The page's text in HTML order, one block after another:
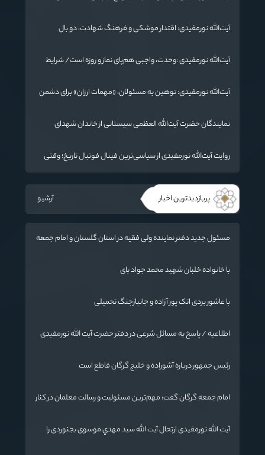
دارد
آیت‌الله نورمفیدی: اقتدار موشکی و فرهنگ شهادت، دو بال
آیت‌الله نورمفیدی :وحدت، واجبی هم‌پای نماز و روزه است/ شرایط
آیت‌الله نورمفیدی: توهین به مسئولان، «مهمات ارزان» برای دشمن
نمایندگان حضرت آیت‌الله العظمی سیستانی از خاندان شهدای
روایت آیت‌الله نورمفیدی از سیاسی‌ترین فینال فوتبال تاریخ؛ وقتی
پربازدیدترین اخبار آرشیو
مسئول جدید دفتر نماینده ولی فقیه در استان گلستان و امام جمعه
با خانواده خلبان شهید محمد جواد بای
با عاشور بردی اتک پور آزاده و جانبازجنگ تحمیلی
اطلاعیه / پاسخ به مسائل شرعی در دفتر حضرت آیت الله نورمفیدی
رئیس جمهور درباره آشوراده و خلیج گرگان قاطع است
امام جمعه گرگان گفت: مهم‌ترین مسئولیت و رسالت معلمان در کنار
مفید برای آینده ایران اسلامی است.
آیت الله نورمفیدی ارتحال آیت الله سيد مهدي موسوی بجنوردی را